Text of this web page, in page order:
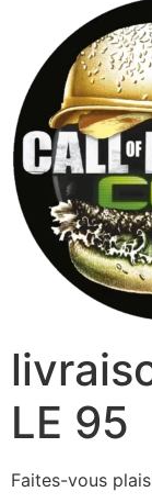
LE 95
Faites-vous